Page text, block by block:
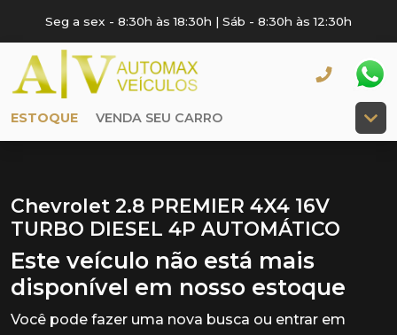
Seg a sex - 8:30h às 18:30h | Sáb - 8:30h às 12:30h
ESTOQUE VENDA SEU CARRO
Chevrolet 2.8 PREMIER 4X4 16V
TURBO DIESEL 4P AUTOMÁTICO
Este veículo não está mais
disponível em nosso estoque
Você pode fazer uma nova busca ou entrar em